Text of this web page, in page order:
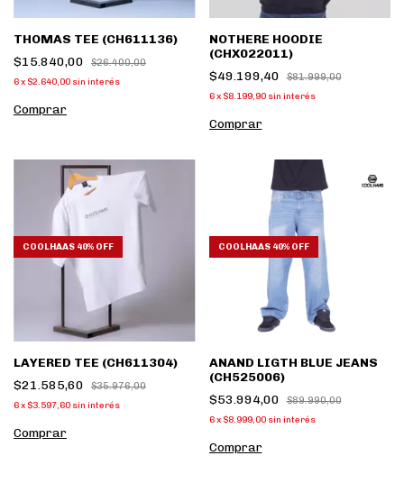
THOMAS TEE (CH611136)
$15.840,00
$26.400,00
6x $2.640,00 sin interés
Comprar
NOTHERE HOODIE
(CHX022011)
$49.199,40
$81.999,00
6 x $8.199,90 sin interés
Comprar
COOLHAAS 40% OFF
LAYERED TEE (CH611304)
$21.585,60
$35.976,00
6x $3.597,60 sin interés
Comprar
COOLHAAS 40% OFF
ANAND LIGTH BLUE JEANS
(CH525006)
$53.994,00
$89.990,00
6 x $8.999,00 sin interés
Comprar